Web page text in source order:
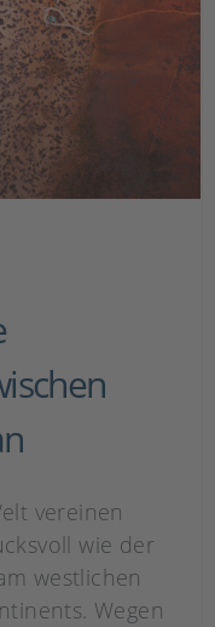
vereinen
wie der
westlichen
Wegen